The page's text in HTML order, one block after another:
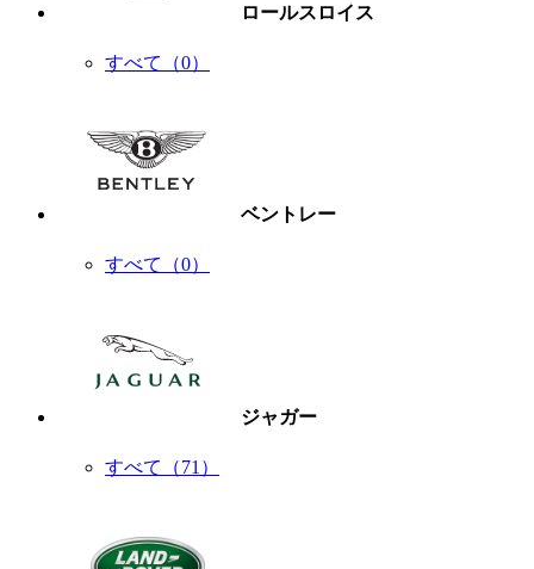
ロールスロイス
すべて（0）
ベントレー
すべて（0）
ジャガー
すべて（71）